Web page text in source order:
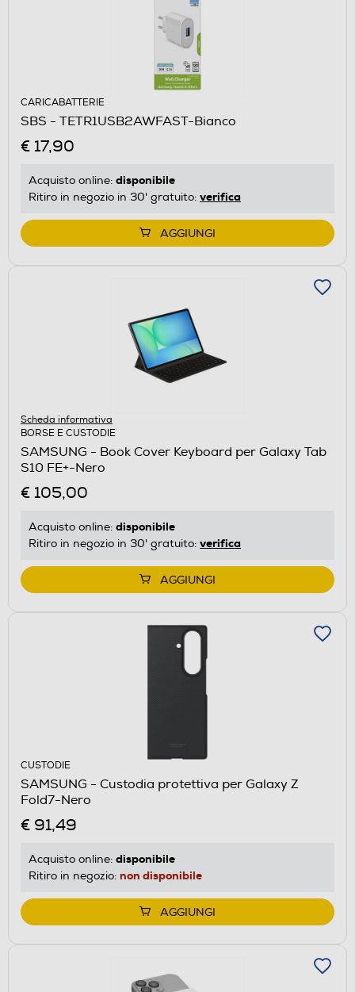
CARICABATTERIE
SBS - TETR1USB2AWFAST-Bianco
€ 17,90
Acquisto online: disponibile
Ritiro in negozio in 30' gratuito: verifica
AGGIUNGI
Scheda informativa
BORSE E CUSTODIE
SAMSUNG - Book Cover Keyboard per Galaxy Tab
S10 FE+-Nero
€ 105,00
Acquisto online: disponibile
Ritiro in negozio in 30' gratuito: verifica
AGGIUNGI
CUSTODIE
SAMSUNG - Custodia protettiva per Galaxy Z
Fold7-Nero
€ 91,49
Acquisto online: disponibile
Ritiro in negozio: non disponibile
AGGIUNGI